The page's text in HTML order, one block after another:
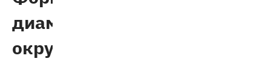
диаметра
окружности